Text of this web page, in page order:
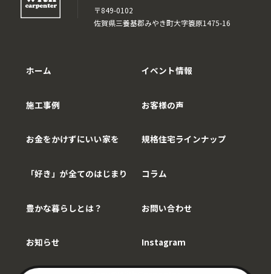
〒849-0102
佐賀県三養基郡みやき町大字簑原1475-16
ホーム
施工事例
お金をかけずにいい家を
「好き」が全てのはじまり
豊かな暮らしとは？
お知らせ
イベント情報
お客様の声
規格住宅ラインナップ
コラム
お問い合わせ
Instagram